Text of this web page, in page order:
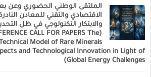
الملتقى الوطني الحضوري وعن
الاقتصادي والتقني للمعادن
والابتكار التكنولوجي في ظل
CALL FOR PAPERS The
Model of Rare Minerals
and Technological Innovation in Light of
Global Energy Challenges)